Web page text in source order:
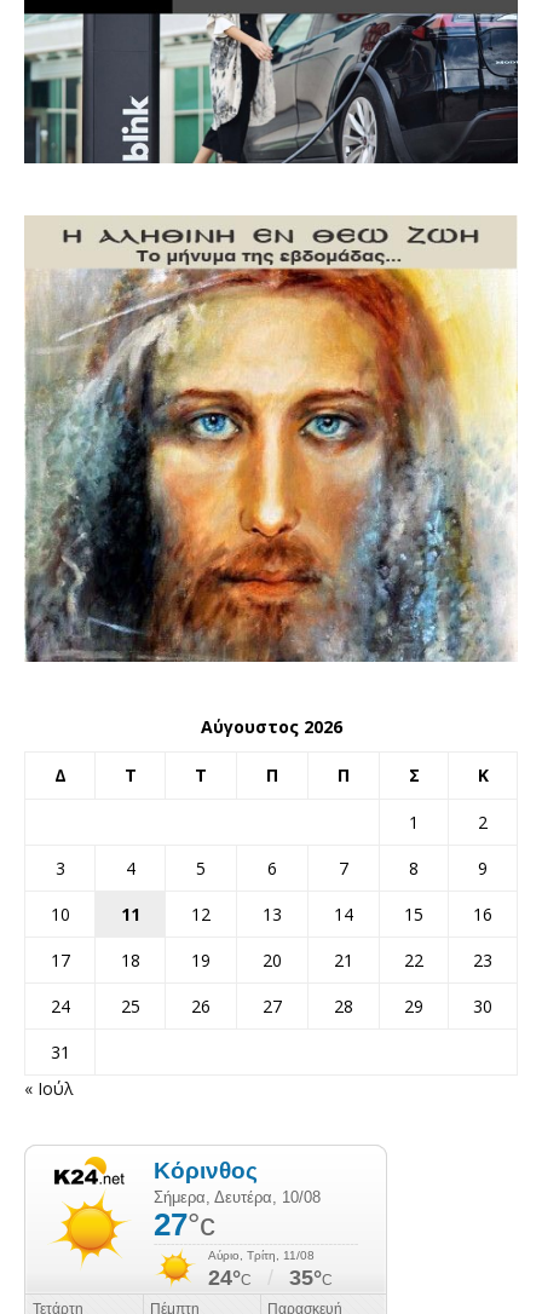
Αύγουστος 2026
Δ Τ Τ Π Π Σ Κ
1
2
3
4 5 6 7 8
9
10
11 12 13 14 15
16
17
18 19 20 21 22
23
24
25 26 27 28 29
30
31
« Ιούλ